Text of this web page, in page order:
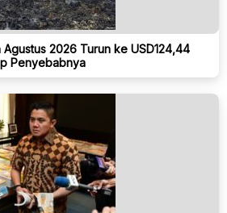
2026 Turun ke USD124,44
Penyebabnya